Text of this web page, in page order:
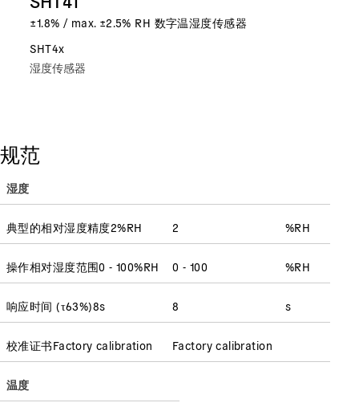
±1.8% / max. ±2.5% RH 数字温湿度传感器
SHT4x
湿度传感器
规范
湿度
典型的相对湿度精度2%RH 2 %RH
操作相对湿度范围0 - 100%RH 0 - 100 %RH
响应时间 (τ63%)8s 8 s
校准证书Factory calibration Factory calibration
温度